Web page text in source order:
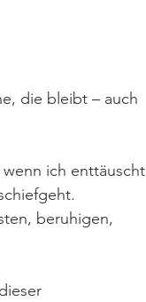
die bleibt – auch
ich enttäuscht
beruhigen,